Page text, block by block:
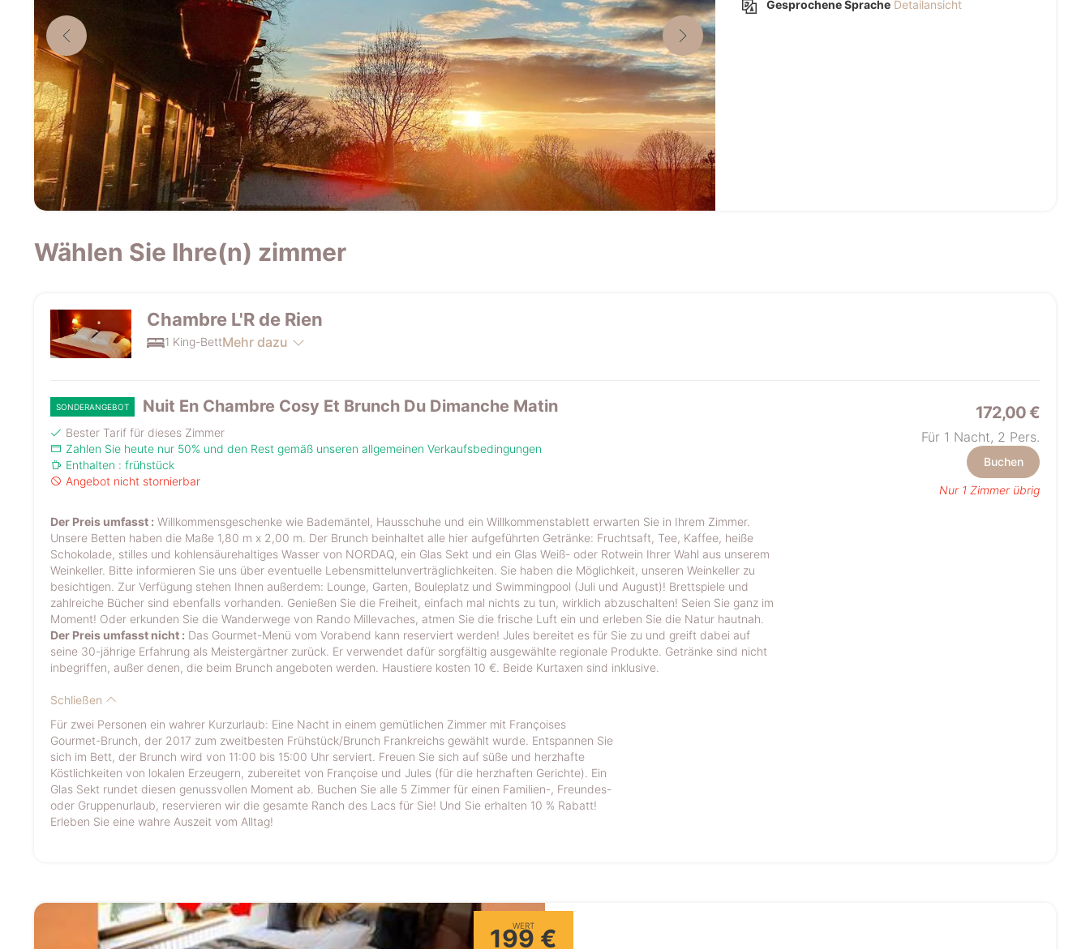
Gesprochene Sprache Detailansicht
Wählen Sie Ihre(n) zimmer
Chambre L'R de Rien
1 King-BettMehr dazu
SONDERANGEBOT Nuit En Chambre Cosy Et Brunch Du Dimanche Matin
Bester Tarif für dieses Zimmer
Zahlen Sie heute nur 50% und den Rest gemäß unseren allgemeinen Verkaufsbedingungen
Enthalten : frühstück
Angebot nicht stornierbar
Der Preis umfasst : Willkommensgeschenke wie Bademäntel, Hausschuhe und ein Willkommenstablett erwarten Sie in Ihrem Zimmer.
Unsere Betten haben die Maße 1,80 m x 2,00 m. Der Brunch beinhaltet alle hier aufgeführten Getränke: Fruchtsaft, Tee, Kaffee, heiße
Schokolade, stilles und kohlensäurehaltiges Wasser von NORDAQ, ein Glas Sekt und ein Glas Weiß- oder Rotwein Ihrer Wahl aus unserem
Weinkeller. Bitte informieren Sie uns über eventuelle Lebensmittelunverträglichkeiten. Sie haben die Möglichkeit, unseren Weinkeller zu
besichtigen. Zur Verfügung stehen Ihnen außerdem: Lounge, Garten, Bouleplatz und Swimmingpool (Juli und August)! Brettspiele und
zahlreiche Bücher sind ebenfalls vorhanden. Genießen Sie die Freiheit, einfach mal nichts zu tun, wirklich abzuschalten! Seien Sie ganz im
Moment! Oder erkunden Sie die Wanderwege von Rando Millevaches, atmen Sie die frische Luft ein und erleben Sie die Natur hautnah.
Der Preis umfasst nicht : Das Gourmet-Menü vom Vorabend kann reserviert werden! Jules bereitet es für Sie zu und greift dabei auf
seine 30-jährige Erfahrung als Meistergärtner zurück. Er verwendet dafür sorgfältig ausgewählte regionale Produkte. Getränke sind nicht
inbegriffen, außer denen, die beim Brunch angeboten werden. Haustiere kosten 10 €. Beide Kurtaxen sind inklusive.
172,00 €
Für 1 Nacht, 2 Pers.
Buchen
Nur 1 Zimmer übrig
Schließen
Für zwei Personen ein wahrer Kurzurlaub: Eine Nacht in einem gemütlichen Zimmer mit Françoises
Gourmet-Brunch, der 2017 zum zweitbesten Frühstück/Brunch Frankreichs gewählt wurde. Entspannen Sie
sich im Bett, der Brunch wird von 11:00 bis 15:00 Uhr serviert. Freuen Sie sich auf süße und herzhafte
Köstlichkeiten von lokalen Erzeugern, zubereitet von Françoise und Jules (für die herzhaften Gerichte). Ein
Glas Sekt rundet diesen genussvollen Moment ab. Buchen Sie alle 5 Zimmer für einen Familien-, Freundes-
oder Gruppenurlaub, reservieren wir die gesamte Ranch des Lacs für Sie! Und Sie erhalten 10 % Rabatt!
Erleben Sie eine wahre Auszeit vom Alltag!
WERT
199 €